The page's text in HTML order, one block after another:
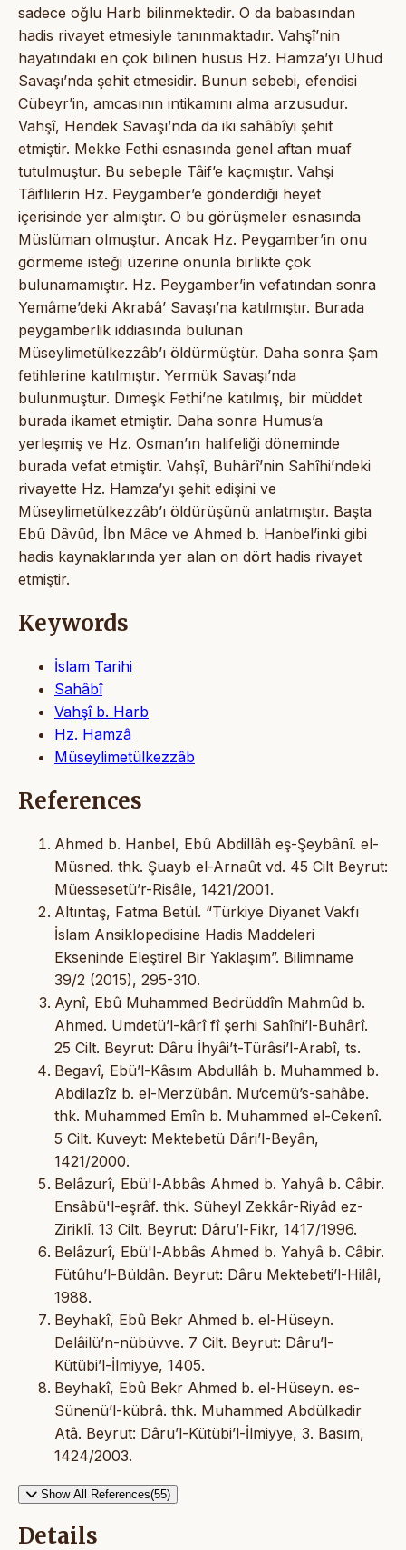
sadece oğlu Harb bilinmektedir. O da babasından
hadis rivayet etmesiyle tanınmaktadır. Vahşî’nin
hayatındaki en çok bilinen husus Hz. Hamza’yı Uhud
Savaşı’nda şehit etmesidir. Bunun sebebi, efendisi
Cübeyr’in, amcasının intikamını alma arzusudur.
Vahşî, Hendek Savaşı’nda da iki sahâbîyi şehit
etmiştir. Mekke Fethi esnasında genel aftan muaf
tutulmuştur. Bu sebeple Tâif’e kaçmıştır. Vahşi
Tâiflilerin Hz. Peygamber’e gönderdiği heyet
içerisinde yer almıştır. O bu görüşmeler esnasında
Müslüman olmuştur. Ancak Hz. Peygamber’in onu
görmeme isteği üzerine onunla birlikte çok
bulunamamıştır. Hz. Peygamber’in vefatından sonra
Yemâme’deki Akrabâ’ Savaşı’na katılmıştır. Burada
peygamberlik iddiasında bulunan
Müseylimetülkezzâb’ı öldürmüştür. Daha sonra Şam
fetihlerine katılmıştır. Yermük Savaşı’nda
bulunmuştur. Dımeşk Fethi’ne katılmış, bir müddet
burada ikamet etmiştir. Daha sonra Humus’a
yerleşmiş ve Hz. Osman’ın halifeliği döneminde
burada vefat etmiştir. Vahşî, Buhârî’nin Sahîhi’ndeki
rivayette Hz. Hamza’yı şehit edişini ve
Müseylimetülkezzâb’ı öldürüşünü anlatmıştır. Başta
Ebû Dâvûd, İbn Mâce ve Ahmed b. Hanbel’inki gibi
hadis kaynaklarında yer alan on dört hadis rivayet
etmiştir.
Keywords
İslam Tarihi
Sahâbî
Vahşî b. Harb
Hz. Hamzâ
Müseylimetülkezzâb
References
Ahmed b. Hanbel, Ebû Abdillâh eş-Şeybânî. el-
Müsned. thk. Şuayb el-Arnaût vd. 45 Cilt Beyrut:
Müessesetü’r-Risâle, 1421/2001.
Altıntaş, Fatma Betül. “Türkiye Diyanet Vakfı
İslam Ansiklopedisine Hadis Maddeleri
Ekseninde Eleştirel Bir Yaklaşım”. Bilimname
39/2 (2015), 295-310.
Aynî, Ebû Muhammed Bedrüddîn Mahmûd b.
Ahmed. Umdetü’l-kârî fî şerhi Sahîhi’l-Buhârî.
25 Cilt. Beyrut: Dâru İhyâi’t-Türâsi’l-Arabî, ts.
Begavî, Ebü’l-Kâsım Abdullâh b. Muhammed b.
Abdilazîz b. el-Merzübân. Mu‘cemü’s-sahâbe.
thk. Muhammed Emîn b. Muhammed el-Cekenî.
5 Cilt. Kuveyt: Mektebetü Dâri’l-Beyân,
1421/2000.
Belâzurî, Ebü'l-Abbâs Ahmed b. Yahyâ b. Câbir.
Ensâbü'l-eşrâf. thk. Süheyl Zekkâr-Riyâd ez-
Ziriklî. 13 Cilt. Beyrut: Dâru’l-Fikr, 1417/1996.
Belâzurî, Ebü'l-Abbâs Ahmed b. Yahyâ b. Câbir.
Fütûhu’l-Büldân. Beyrut: Dâru Mektebeti’l-Hilâl,
1988.
Beyhakî, Ebû Bekr Ahmed b. el-Hüseyn.
Delâilü’n-nübüvve. 7 Cilt. Beyrut: Dâru’l-
Kütübi’l-İlmiyye, 1405.
Beyhakî, Ebû Bekr Ahmed b. el-Hüseyn. es-
Sünenü’l-kübrâ. thk. Muhammed Abdülkadir
Atâ. Beyrut: Dâru’l-Kütübi’l-İlmiyye, 3. Basım,
1424/2003.
Show All References(55)
Details